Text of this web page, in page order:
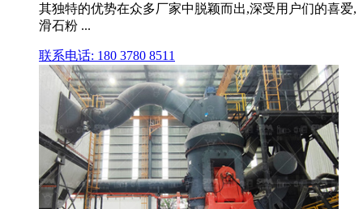
其独特的优势在众多厂家中脱颖而出,深受用户们的喜爱,
滑石粉 ...
联系电话: 180 3780 8511